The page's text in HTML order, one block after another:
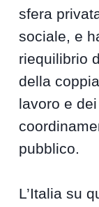
sfera
sociale, e
riequilibrio
della
lavoro e
pubblico.
L’Italia su